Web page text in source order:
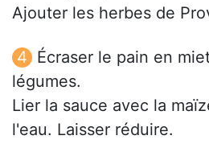
Ajouter les herbes de
Écraser le pain en
légumes.
Lier la sauce avec la
l'eau. Laisser réduire.